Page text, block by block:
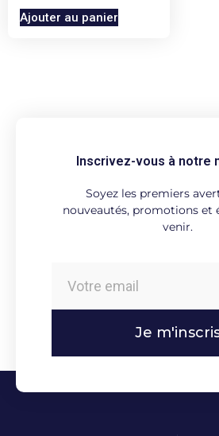
Ajouter au panier
Inscrivez-vous à notre
Soyez les premiers
nouveautés, promotions et
venir.
Je